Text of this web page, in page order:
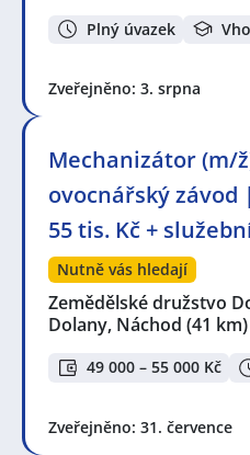
Plný úvazek
Zveřejněno: 3. srpna
Mechanizátor (m/
ovocnářský závod
55 tis. Kč +
Nutně vás hledají
Zemědělské družstvo
Dolany, Náchod (41 km)
49 000 – 55 000 Kč
Zveřejněno: 31. července